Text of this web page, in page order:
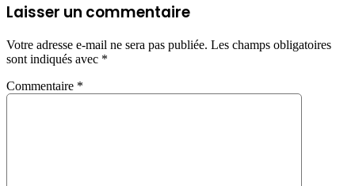
Laisser un commentaire
Votre adresse e-mail ne sera pas publiée. Les champs obligatoires
sont indiqués avec *
Commentaire *